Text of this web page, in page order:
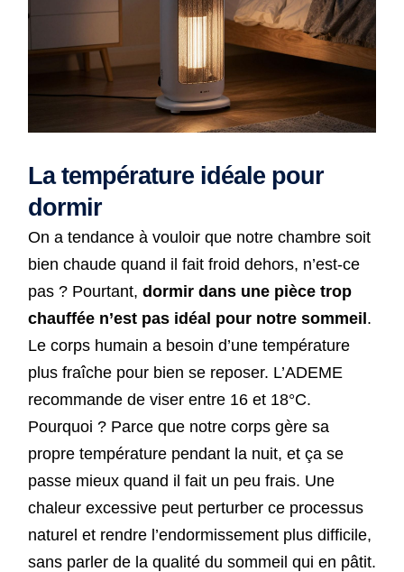
La température idéale pour
dormir
On a tendance à vouloir que notre chambre soit
bien chaude quand il fait froid dehors, n’est-ce
pas ? Pourtant, dormir dans une pièce trop
chauffée n’est pas idéal pour notre sommeil .
Le corps humain a besoin d’une température
plus fraîche pour bien se reposer. L’ADEME
recommande de viser entre 16 et 18°C.
Pourquoi ? Parce que notre corps gère sa
propre température pendant la nuit, et ça se
passe mieux quand il fait un peu frais. Une
chaleur excessive peut perturber ce processus
naturel et rendre l’endormissement plus difficile,
sans parler de la qualité du sommeil qui en pâtit.